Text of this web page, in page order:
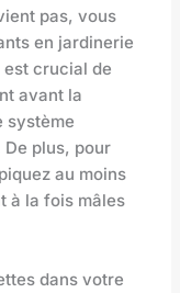
pas, vous
en jardinerie
est crucial de
avant la
système
plus, pour
au moins
à la fois mâles
dans votre